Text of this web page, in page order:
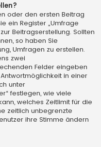
oder den ersten Beitrag
ein Register „Umfrage
Beitragserstellung. Sollten
so haben Sie
Umfragen zu erstellen.
zwei
Felder eingeben
in einer
unter
festlegen, wie viele
welches Zeitlimit für die
zeitlich unbegrenzte
ihre Stimme ändern